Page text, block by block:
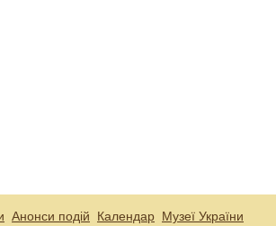
Анонси подій Календар Музеї України